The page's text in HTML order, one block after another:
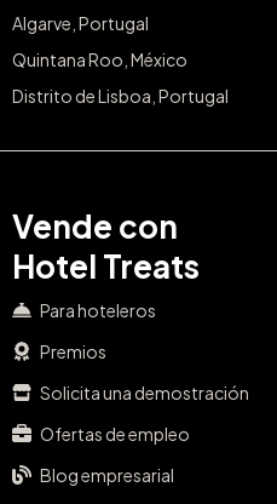
Algarve, Portugal
Quintana Roo, México
Distrito de Lisboa, Portugal
Vende con
Hotel Treats
Para hoteleros
Premios
Solicita una demostración
Ofertas de empleo
Blog empresarial